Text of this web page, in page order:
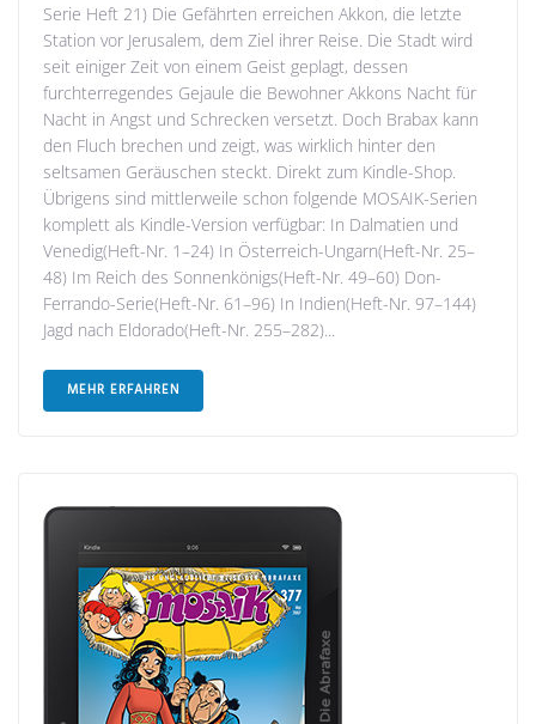
Serie Heft 21) Die Gefährten erreichen Akkon, die letzte
Station vor Jerusalem, dem Ziel ihrer Reise. Die Stadt wird
seit einiger Zeit von einem Geist geplagt, dessen
furchterregendes Gejaule die Bewohner Akkons Nacht für
Nacht in Angst und Schrecken versetzt. Doch Brabax kann
den Fluch brechen und zeigt, was wirklich hinter den
seltsamen Geräuschen steckt. Direkt zum Kindle-Shop.
Übrigens sind mittlerweile schon folgende MOSAIK-Serien
komplett als Kindle-Version verfügbar: In Dalmatien und
Venedig(Heft-Nr. 1–24) In Österreich-Ungarn(Heft-Nr. 25–
48) Im Reich des Sonnenkönigs(Heft-Nr. 49–60) Don-
Ferrando-Serie(Heft-Nr. 61–96) In Indien(Heft-Nr. 97–144)
Jagd nach Eldorado(Heft-Nr. 255–282)...
MEHR ERFAHREN